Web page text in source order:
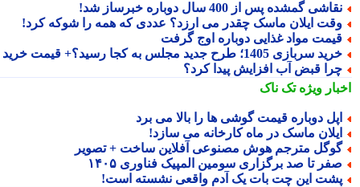
گمشده پس از 400 سال دوباره خبرساز شد!
ایلان ماسک چقدر می ارزد؟ عددی که همه را شوکه کرد!
مواد غذایی دوباره اوج گرفت
سربازی 1405؛ طرح جدید مجلس به کجا رسید؟+ قیمت خرید
قبض آب افزایش پیدا کرد؟
ویژهتک ناک
دوباره قیمت گوشی ها را بالا می برد
ماسک در ماه کارخانه می سازد!
مترجم هوش مصنوعی آفلاین ساخت + تصویر
تا صد برگزاری سومین المپیک فناوری ۱۴۰۵
این چت بات یک آدم واقعی نشسته است!